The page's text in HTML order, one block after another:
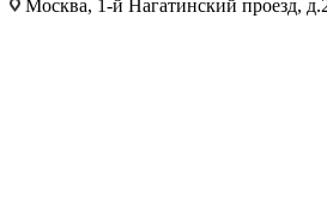
Москва, 1-й Нагатинский проезд,